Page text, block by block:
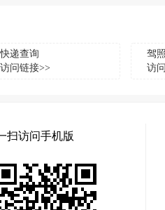
快递查询
访问链接>>
驾
访
扫访问手机版